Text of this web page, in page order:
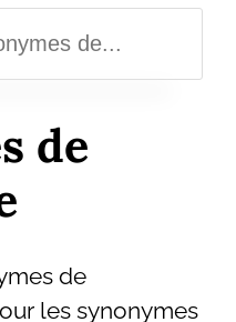
de
de
les synonymes